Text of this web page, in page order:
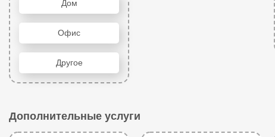
Дом
Офис
Другое
Дополнительные услуги